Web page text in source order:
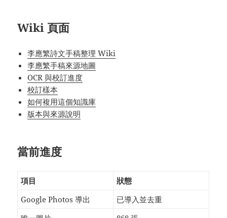
Wiki 頁面
李應繁詩文手稿整理 Wiki
李應繁手稿來源地圖
OCR 與校訂進度
校訂樣本
如何複用這個知識庫
版本與來源說明
當前進度
項目
狀態
Google Photos 導出
已導入並去重